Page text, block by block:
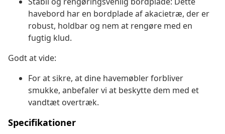
havebord har en bordplade af akacietræ, der er
robust, holdbar og nem at rengøre med en
fugtig klud.
Godt at vide:
For at sikre, at dine havemøbler forbliver
smukke, anbefaler vi at beskytte dem med et
vandtæt overtræk.
Specifikationer